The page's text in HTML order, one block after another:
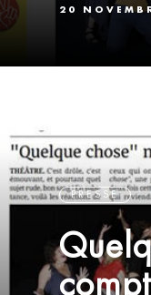
20
PRESSE